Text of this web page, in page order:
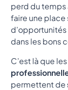
perd du temps
faire une place
d’opportunités
dans les bons
C’est là que
permettent de